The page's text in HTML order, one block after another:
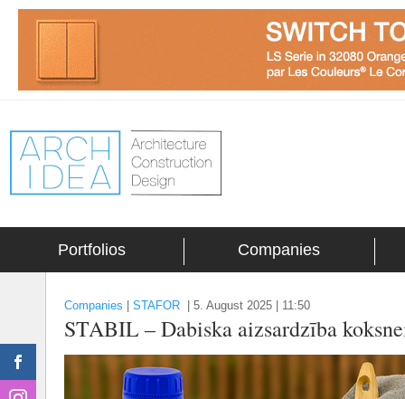
Portfolios Companies
Companies STAFOR 5. August 2025 | 11:50
STABIL – Dabiska aizsardzība